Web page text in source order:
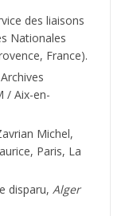
des liaisons
Nationales
France).
/ Aix-en-
Michel,
Paris, La
disparu, Alger